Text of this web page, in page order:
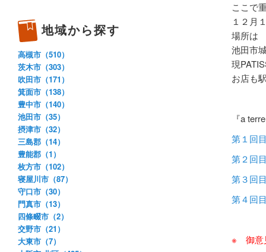
ここで
１２月
場所は
池田市
現
お店も
『a
第１回
第２回
第３回
第４回
※ 御意
地域から探す
高槻市（510）
茨木市（303）
吹田市（171）
箕面市（138）
豊中市（140）
池田市（35）
摂津市（32）
三島郡（14）
豊能郡（1）
枚方市（102）
寝屋川市（87）
守口市（30）
門真市（13）
四條畷市（2）
交野市（21）
大東市（7）